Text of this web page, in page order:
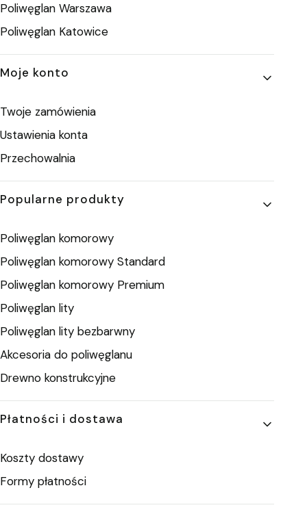
Poliwęglan Warszawa
Poliwęglan Katowice
Moje konto
Twoje zamówienia
Ustawienia konta
Przechowalnia
Popularne produkty
Poliwęglan komorowy
Poliwęglan komorowy Standard
Poliwęglan komorowy Premium
Poliwęglan lity
Poliwęglan lity bezbarwny
Akcesoria do poliwęglanu
Drewno konstrukcyjne
Płatności i dostawa
Koszty dostawy
Formy płatności